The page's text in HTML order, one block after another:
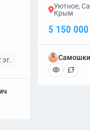
эт.
Уютное,
Крым
5 150